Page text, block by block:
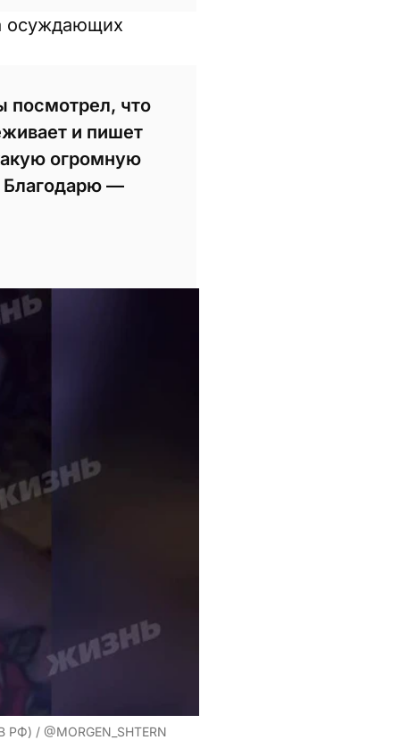
осуждающих
посмотрел, что
и пишет
огромную
Благодарю —
/ @MORGEN_SHTERN